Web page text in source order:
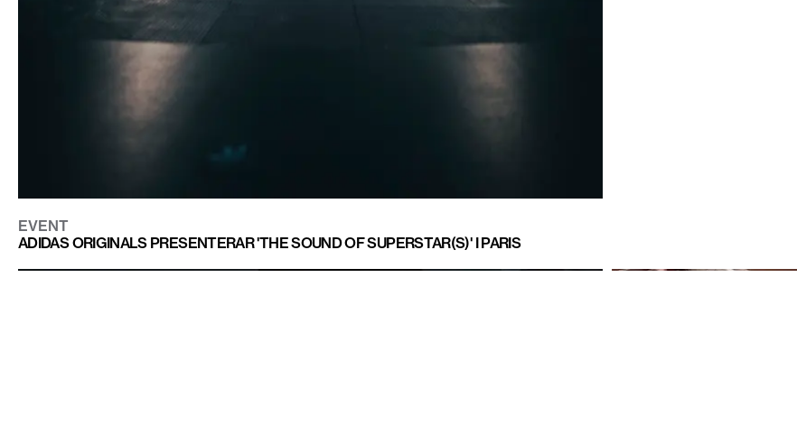
EVENT
ADIDAS ORIGINALS PRESENTERAR 'THE SOUND OF SUPERSTAR(S)' I PARIS